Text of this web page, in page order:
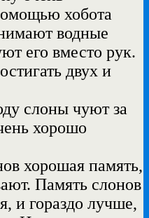
хобота
водные
его вместо рук.
двух и
слоны чуют за
хорошо
хорошая память,
Память слонов
и гораздо лучше,